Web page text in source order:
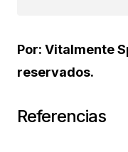
Por: Vitalmente
reservados.
Referencias